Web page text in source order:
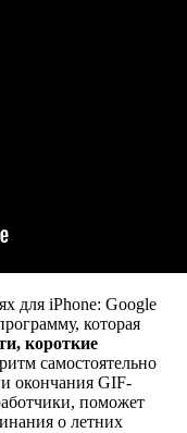
для iPhone: Google
которая
короткие
самостоятельно
окончания GIF-
поможет
о летних